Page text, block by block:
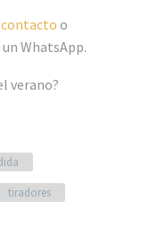
o
WhatsApp.
verano?
tiradores